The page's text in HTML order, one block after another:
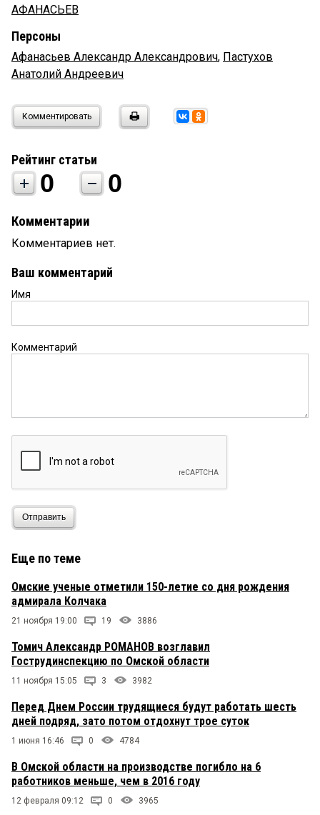
АФАНАСЬЕВ
Персоны
Афанасьев Александр Александрович, Пастухов
Анатолий Андреевич
Комментировать
Рейтинг статьи
0 0
Комментарии
Комментариев нет.
Ваш комментарий
Имя
Комментарий
Отправить
Еще по теме
Омские ученые отметили 150-летие со дня рождения
адмирала Колчака
21 ноября 19:00 19 3886
Томич Александр РОМАНОВ возглавил
Гострудинспекцию по Омской области
11 ноября 15:05 3 3982
Перед Днем России трудящиеся будут работать шесть
дней подряд, зато потом отдохнут трое суток
1 июня 16:46 0 4784
В Омской области на производстве погибло на 6
работников меньше, чем в 2016 году
12 февраля 09:12 0 3965